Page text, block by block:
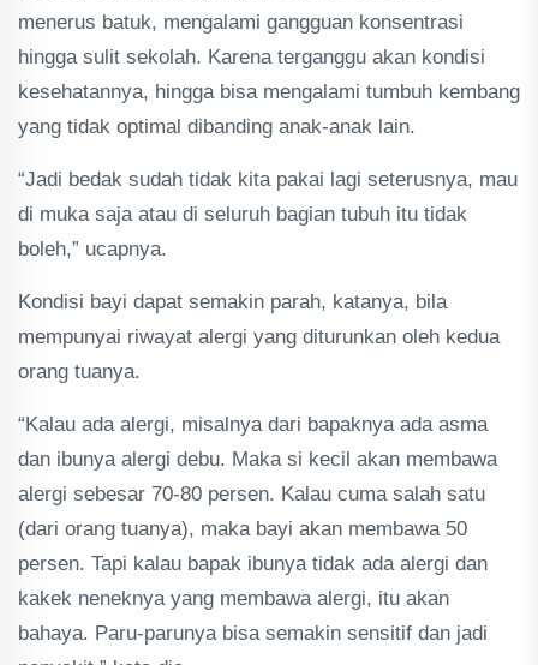
menerus batuk, mengalami gangguan konsentrasi
hingga sulit sekolah. Karena terganggu akan kondisi
kesehatannya, hingga bisa mengalami tumbuh kembang
yang tidak optimal dibanding anak-anak lain.
“Jadi bedak sudah tidak kita pakai lagi seterusnya, mau
di muka saja atau di seluruh bagian tubuh itu tidak
boleh,” ucapnya.
Kondisi bayi dapat semakin parah, katanya, bila
mempunyai riwayat alergi yang diturunkan oleh kedua
orang tuanya.
“Kalau ada alergi, misalnya dari bapaknya ada asma
dan ibunya alergi debu. Maka si kecil akan membawa
alergi sebesar 70-80 persen. Kalau cuma salah satu
(dari orang tuanya), maka bayi akan membawa 50
persen. Tapi kalau bapak ibunya tidak ada alergi dan
kakek neneknya yang membawa alergi, itu akan
bahaya. Paru-parunya bisa semakin sensitif dan jadi